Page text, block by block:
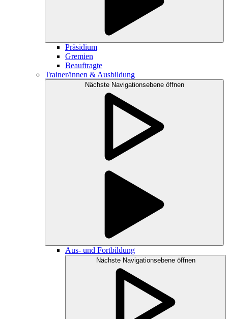
Präsidium
Gremien
Beauftragte
Trainer/innen & Ausbildung
Nächste Navigationsebene öffnen
Aus- und Fortbildung
Nächste Navigationsebene öffnen